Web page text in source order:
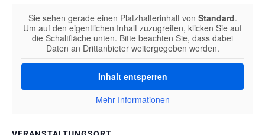
Sie sehen gerade einen Platzhalterinhalt von Standard.
Um auf den eigentlichen Inhalt zuzugreifen, klicken Sie auf
die Schaltfläche unten. Bitte beachten Sie, dass dabei
Daten an Drittanbieter weitergegeben werden.
Inhalt entsperren
Mehr Informationen